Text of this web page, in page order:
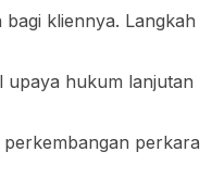
kliennya. Langkah
upaya hukum lanjutan
perkara